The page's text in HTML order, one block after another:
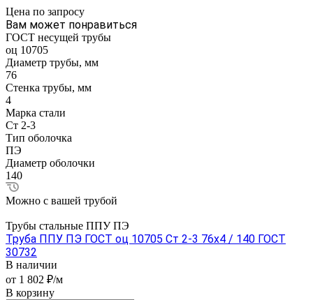
Цена по запросу
Вам может понравиться
ГОСТ несущей трубы
оц 10705
Диаметр трубы, мм
76
Стенка трубы, мм
4
Марка стали
Ст 2-3
Тип оболочка
ПЭ
Диаметр оболочки
140
Можно с вашей трубой
Трубы стальные ППУ ПЭ
Труба ППУ ПЭ ГОСТ оц 10705 Ст 2-3 76x4 / 140 ГОСТ
30732
В наличии
от 1 802 ₽/м
В корзину